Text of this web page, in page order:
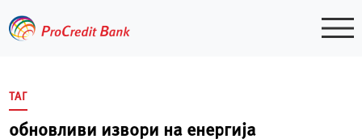
to
content
ТАГ
обновливи извори на енергија